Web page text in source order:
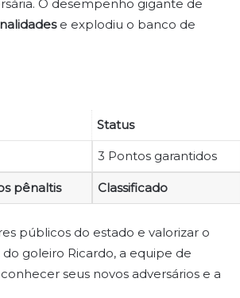
O desempenho gigante de
e explodiu o banco de
Status
3 Pontos garantidos
pênaltis Classificado
públicos do estado e valorizar o
goleiro Ricardo, a equipe de
seus novos adversários e a